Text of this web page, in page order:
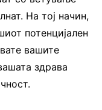
На тој начин,
потенцијален
вашите
здрава